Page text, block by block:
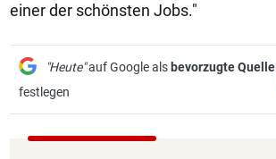
einer der schönsten Jobs."
"Heute"auf Google als bevorzugte Quelle
festlegen